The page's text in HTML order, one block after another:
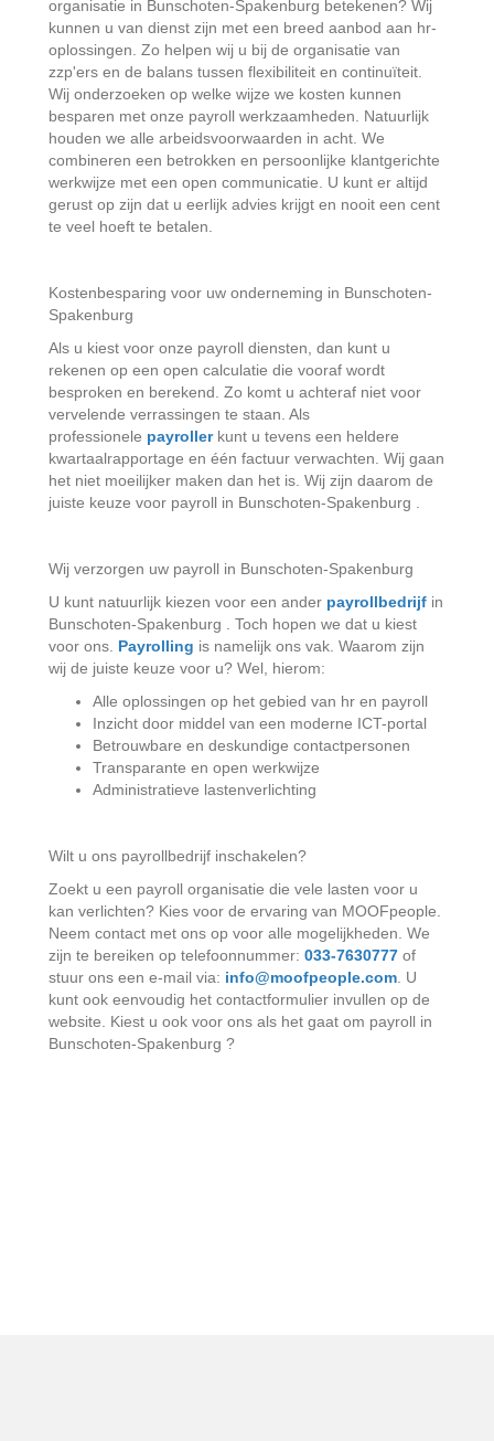
organisatie in Bunschoten-Spakenburg betekenen? Wij
kunnen u van dienst zijn met een breed aanbod aan hr-
oplossingen. Zo helpen wij u bij de organisatie van
zzp'ers en de balans tussen flexibiliteit en continuïteit.
Wij onderzoeken op welke wijze we kosten kunnen
besparen met onze payroll werkzaamheden. Natuurlijk
houden we alle arbeidsvoorwaarden in acht. We
combineren een betrokken en persoonlijke klantgerichte
werkwijze met een open communicatie. U kunt er altijd
gerust op zijn dat u eerlijk advies krijgt en nooit een cent
te veel hoeft te betalen.
Kostenbesparing voor uw onderneming in Bunschoten-
Spakenburg
Als u kiest voor onze payroll diensten, dan kunt u
rekenen op een open calculatie die vooraf wordt
besproken en berekend. Zo komt u achteraf niet voor
vervelende verrassingen te staan. Als
professionele payrollerkunt u tevens een heldere
kwartaalrapportage en één factuur verwachten. Wij gaan
het niet moeilijker maken dan het is. Wij zijn daarom de
juiste keuze voor payroll in Bunschoten-Spakenburg .
Wij verzorgen uw payroll in Bunschoten-Spakenburg
U kunt natuurlijk kiezen voor een ander payrollbedrijf in
Bunschoten-Spakenburg . Toch hopen we dat u kiest
voor ons. Payrolling is namelijk ons vak. Waarom zijn
wij de juiste keuze voor u? Wel, hierom:
Alle oplossingen op het gebied van hr en payroll
Inzicht door middel van een moderne ICT-portal
Betrouwbare en deskundige contactpersonen
Transparante en open werkwijze
Administratieve lastenverlichting
Wilt u ons payrollbedrijf inschakelen?
Zoekt u een payroll organisatie die vele lasten voor u
kan verlichten? Kies voor de ervaring van MOOFpeople.
Neem contact met ons op voor alle mogelijkheden. We
zijn te bereiken op telefoonnummer: 033-7630777 of
stuur ons een e-mail via: info@moofpeople.com. U
kunt ook eenvoudig het contactformulier invullen op de
website. Kiest u ook voor ons als het gaat om payroll in
Bunschoten-Spakenburg ?